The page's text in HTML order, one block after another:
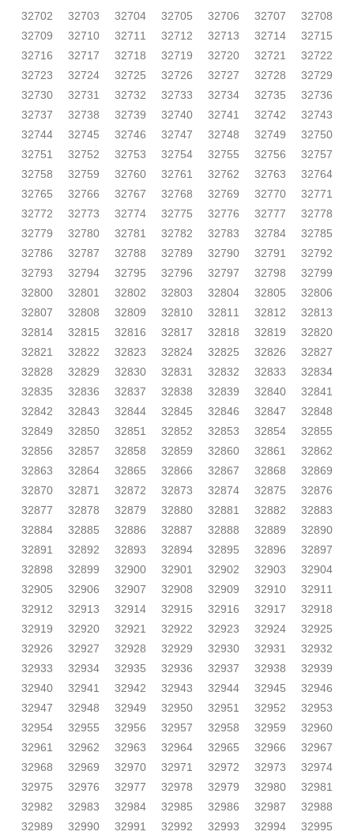
32702
32703 32704 32705 32706 32707
32708
32709
32710 32711 32712 32713 32714
32715
32716
32717 32718 32719 32720 32721
32722
32723
32724 32725 32726 32727 32728
32729
32730
32731 32732 32733 32734 32735
32736
32737
32738 32739 32740 32741 32742
32743
32744
32745 32746 32747 32748 32749
32750
32751
32752 32753 32754 32755 32756
32757
32758
32759 32760 32761 32762 32763
32764
32765
32766 32767 32768 32769 32770
32771
32772
32773 32774 32775 32776 32777
32778
32779
32780 32781 32782 32783 32784
32785
32786
32787 32788 32789 32790 32791
32792
32793
32794 32795 32796 32797 32798
32799
32800
32801 32802 32803 32804 32805
32806
32807
32808 32809 32810 32811 32812
32813
32814
32815 32816 32817 32818 32819
32820
32821
32822 32823 32824 32825 32826
32827
32828
32829 32830 32831 32832 32833
32834
32835
32836 32837 32838 32839 32840
32841
32842
32843 32844 32845 32846 32847
32848
32849
32850 32851 32852 32853 32854
32855
32856
32857 32858 32859 32860 32861
32862
32863
32864 32865 32866 32867 32868
32869
32870
32871 32872 32873 32874 32875
32876
32877
32878 32879 32880 32881 32882
32883
32884
32885 32886 32887 32888 32889
32890
32891
32892 32893 32894 32895 32896
32897
32898
32899 32900 32901 32902 32903
32904
32905
32906 32907 32908 32909 32910
32911
32912
32913 32914 32915 32916 32917
32918
32919
32920 32921 32922 32923 32924
32925
32926
32927 32928 32929 32930 32931
32932
32933
32934 32935 32936 32937 32938
32939
32940
32941 32942 32943 32944 32945
32946
32947
32948 32949 32950 32951 32952
32953
32954
32955 32956 32957 32958 32959
32960
32961
32962 32963 32964 32965 32966
32967
32968
32969 32970 32971 32972 32973
32974
32975
32976 32977 32978 32979 32980
32981
32982
32983 32984 32985 32986 32987
32988
32989
32990 32991 32992 32993 32994
32995